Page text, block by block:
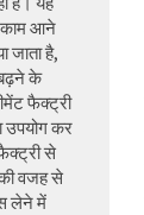
आने
जाता है,
के
फैक्ट्री
उपयोग कर
से
वजह से
लेने में